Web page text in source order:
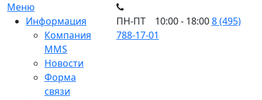
Меню
Информация
Компания
MMS
Новости
Форма
связи
ПН-ПТ 10:00 - 18:008 (495)
788-17-01